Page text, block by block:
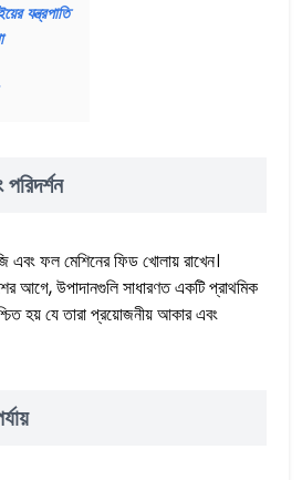
যন্ত্রপাতি
এবং ফল মেশিনের ফিড খোলায় রাখেন।
আগে, উপাদানগুলি সাধারণত একটি প্রাথমিক
হয় যে তারা প্রয়োজনীয় আকার এবং